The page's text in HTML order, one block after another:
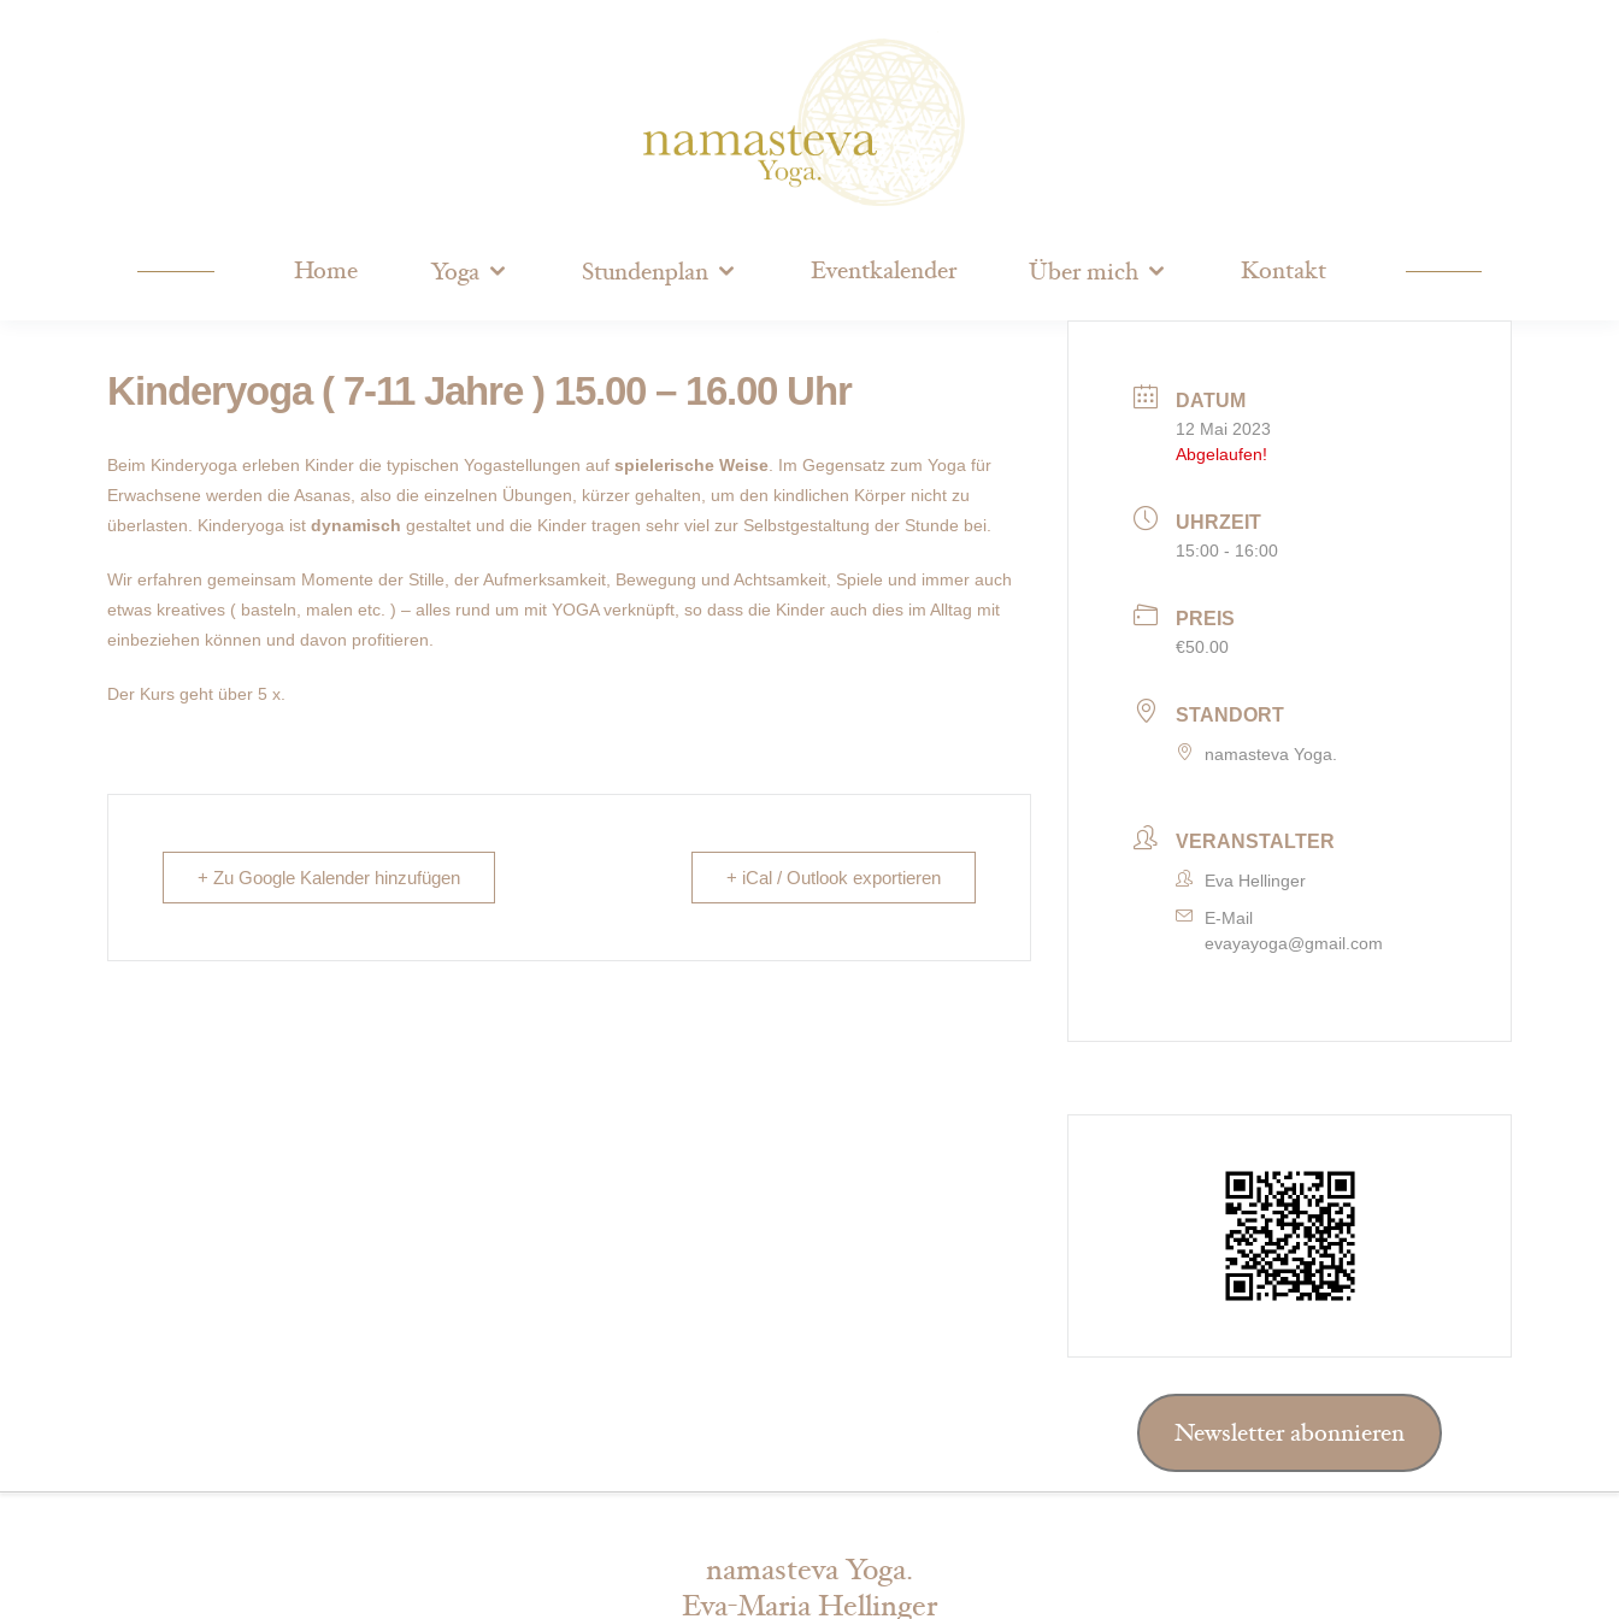
Home Yoga Stundenplan Eventkalender Über mich Kontakt
Kinderyoga ( 7-11 Jahre ) 15.00 – 16.00 Uhr
Beim Kinderyoga erleben Kinder die typischen Yogastellungen auf spielerische Weise . Im Gegensatz zum Yoga für
Erwachsene werden die Asanas, also die einzelnen Übungen, kürzer gehalten, um den kindlichen Körper nicht zu
überlasten. Kinderyoga ist dynamisch gestaltet und die Kinder tragen sehr viel zur Selbstgestaltung der Stunde bei.
Wir erfahren gemeinsam Momente der Stille, der Aufmerksamkeit, Bewegung und Achtsamkeit, Spiele und immer auch
etwas kreatives ( basteln, malen etc. ) – alles rund um mit YOGA verknüpft, so dass die Kinder auch dies im Alltag mit
einbeziehen können und davon profitieren.
Der Kurs geht über 5 x.
+ Zu Google Kalender hinzufügen + iCal / Outlook exportieren
DATUM
12 Mai 2023
Abgelaufen!
UHRZEIT
15:00 - 16:00
PREIS
€50.00
STANDORT
namasteva Yoga.
VERANSTALTER
Eva Hellinger
E-Mail
evayayoga@gmail.com
Newsletter abonnieren
namasteva Yoga.
Eva-Maria Hellinger